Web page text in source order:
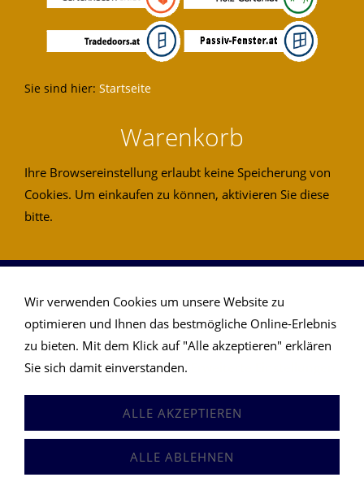
Sie sind hier: Startseite
Warenkorb
Ihre Browsereinstellung erlaubt keine Speicherung von
Cookies. Um einkaufen zu können, aktivieren Sie diese
bitte.
Datenschutz
Hilfe Versand
An Abmeldung
Newsletter
Links Vermittlungsgeschenk
Stiegen-Welt.at Ihr Experte für Treppen - Stiegen - Geländer
Wir verwenden Cookies um unsere Website zu
optimieren und Ihnen das bestmögliche Online-Erlebnis
zu bieten. Mit dem Klick auf "Alle akzeptieren" erklären
Sie sich damit einverstanden.
ALLE AKZEPTIEREN
ALLE ABLEHNEN